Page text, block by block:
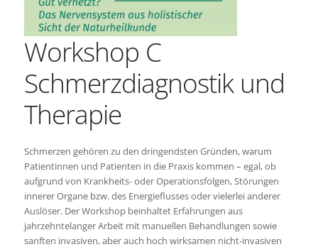
Workshop C
Schmerzdiagnostik und
Therapie
Schmerzen gehören zu den dringendsten Gründen, warum
Patientinnen und Patienten in die Praxis kommen – egal, ob
aufgrund von Krankheits- oder Operationsfolgen, Störungen
innerer Organe bzw. des Energieflusses oder vielerlei anderer
Auslöser. Der Workshop beinhaltet Erfahrungen aus
jahrzehntelanger Arbeit mit manuellen Behandlungen sowie
sanften invasiven, aber auch hoch wirksamen nicht-invasiven